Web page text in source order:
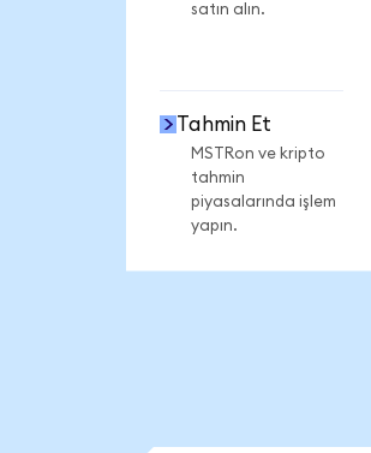
satın alın.
Tahmin Et
MSTRon ve kripto
tahmin
piyasalarında işlem
yapın.